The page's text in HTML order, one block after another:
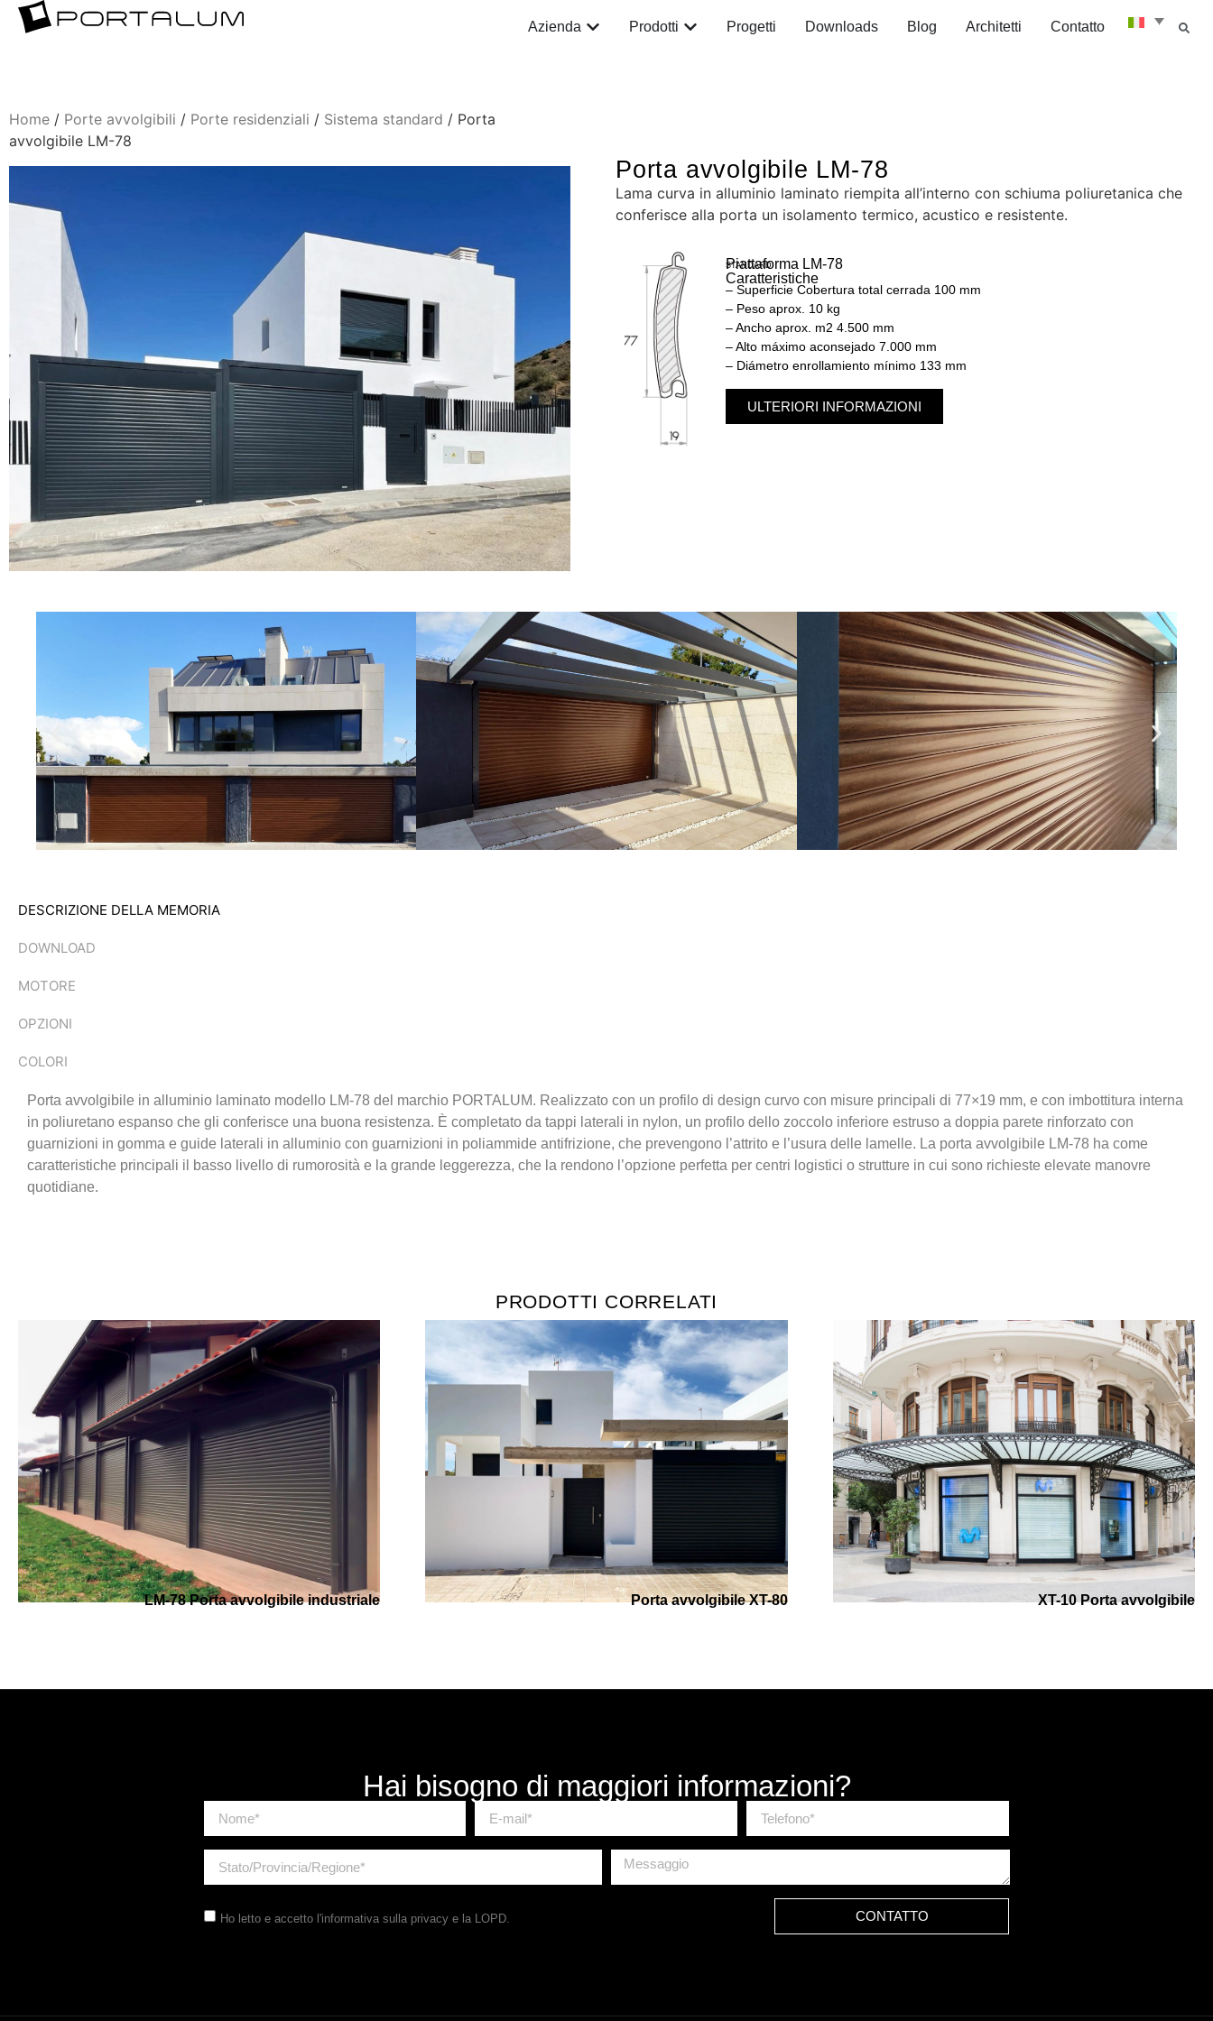
Azienda Prodotti Progetti Downloads Blog Architetti Contatto
Home / Porte avvolgibili / Porte residenziali / Sistema standard / Porta
avvolgibile LM-78
Porta avvolgibile LM-78
Lama curva in alluminio laminato riempita all’interno con schiuma poliuretanica che
conferisce alla porta un isolamento termico, acustico e resistente.
STANDARD
Piattaforma LM-78
Caratteristiche
– Superficie Cobertura total cerrada 100 mm
– Peso aprox. 10 kg
– Ancho aprox. m2 4.500 mm
– Alto máximo aconsejado 7.000 mm
– Diámetro enrollamiento mínimo 133 mm
ULTERIORI INFORMAZIONI
DESCRIZIONE DELLA MEMORIA
DOWNLOAD
MOTORE
OPZIONI
COLORI
Porta avvolgibile in alluminio laminato modello LM-78 del marchio PORTALUM. Realizzato con un profilo di design curvo con misure principali di 77×19 mm, e con imbottitura interna
in poliuretano espanso che gli conferisce una buona resistenza. È completato da tappi laterali in nylon, un profilo dello zoccolo inferiore estruso a doppia parete rinforzato con
guarnizioni in gomma e guide laterali in alluminio con guarnizioni in poliammide antifrizione, che prevengono l’attrito e l’usura delle lamelle. La porta avvolgibile LM-78 ha come
caratteristiche principali il basso livello di rumorosità e la grande leggerezza, che la rendono l’opzione perfetta per centri logistici o strutture in cui sono richieste elevate manovre
quotidiane.
PRODOTTI CORRELATI
LM-78 Porta avvolgibile industriale Porta avvolgibile XT-80 XT-10 Porta avvolgibile
Hai bisogno di maggiori informazioni?
Ho letto e accetto l'informativa sulla privacye la LOPD. CONTATTO